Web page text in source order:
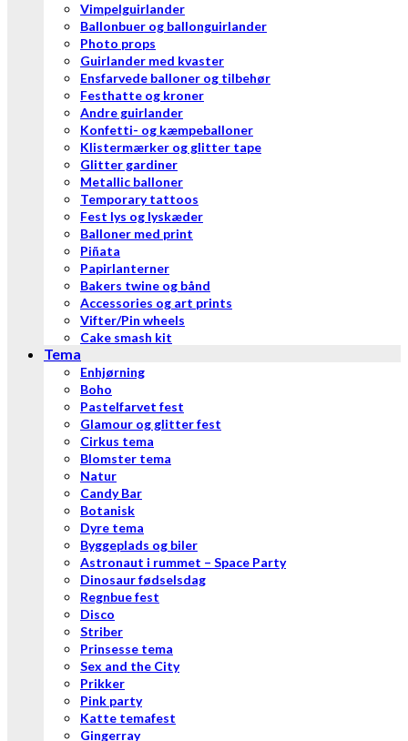
Vimpelguirlander
Ballonbuer og ballonguirlander
Photo props
Guirlander med kvaster
Ensfarvede balloner og tilbehør
Festhatte og kroner
Andre guirlander
Konfetti- og kæmpeballoner
Klistermærker og glitter tape
Glitter gardiner
Metallic balloner
Temporary tattoos
Fest lys og lyskæder
Balloner med print
Piñata
Papirlanterner
Bakers twine og bånd
Accessories og art prints
Vifter/Pin wheels
Cake smash kit
Tema
Enhjørning
Boho
Pastelfarvet fest
Glamour og glitter fest
Cirkus tema
Blomster tema
Natur
Candy Bar
Botanisk
Dyre tema
Byggeplads og biler
Astronaut i rummet – Space Party
Dinosaur fødselsdag
Regnbue fest
Disco
Striber
Prinsesse tema
Sex and the City
Prikker
Pink party
Katte temafest
Gingerray